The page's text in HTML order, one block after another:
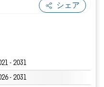
シェア
- 2031
- 2031